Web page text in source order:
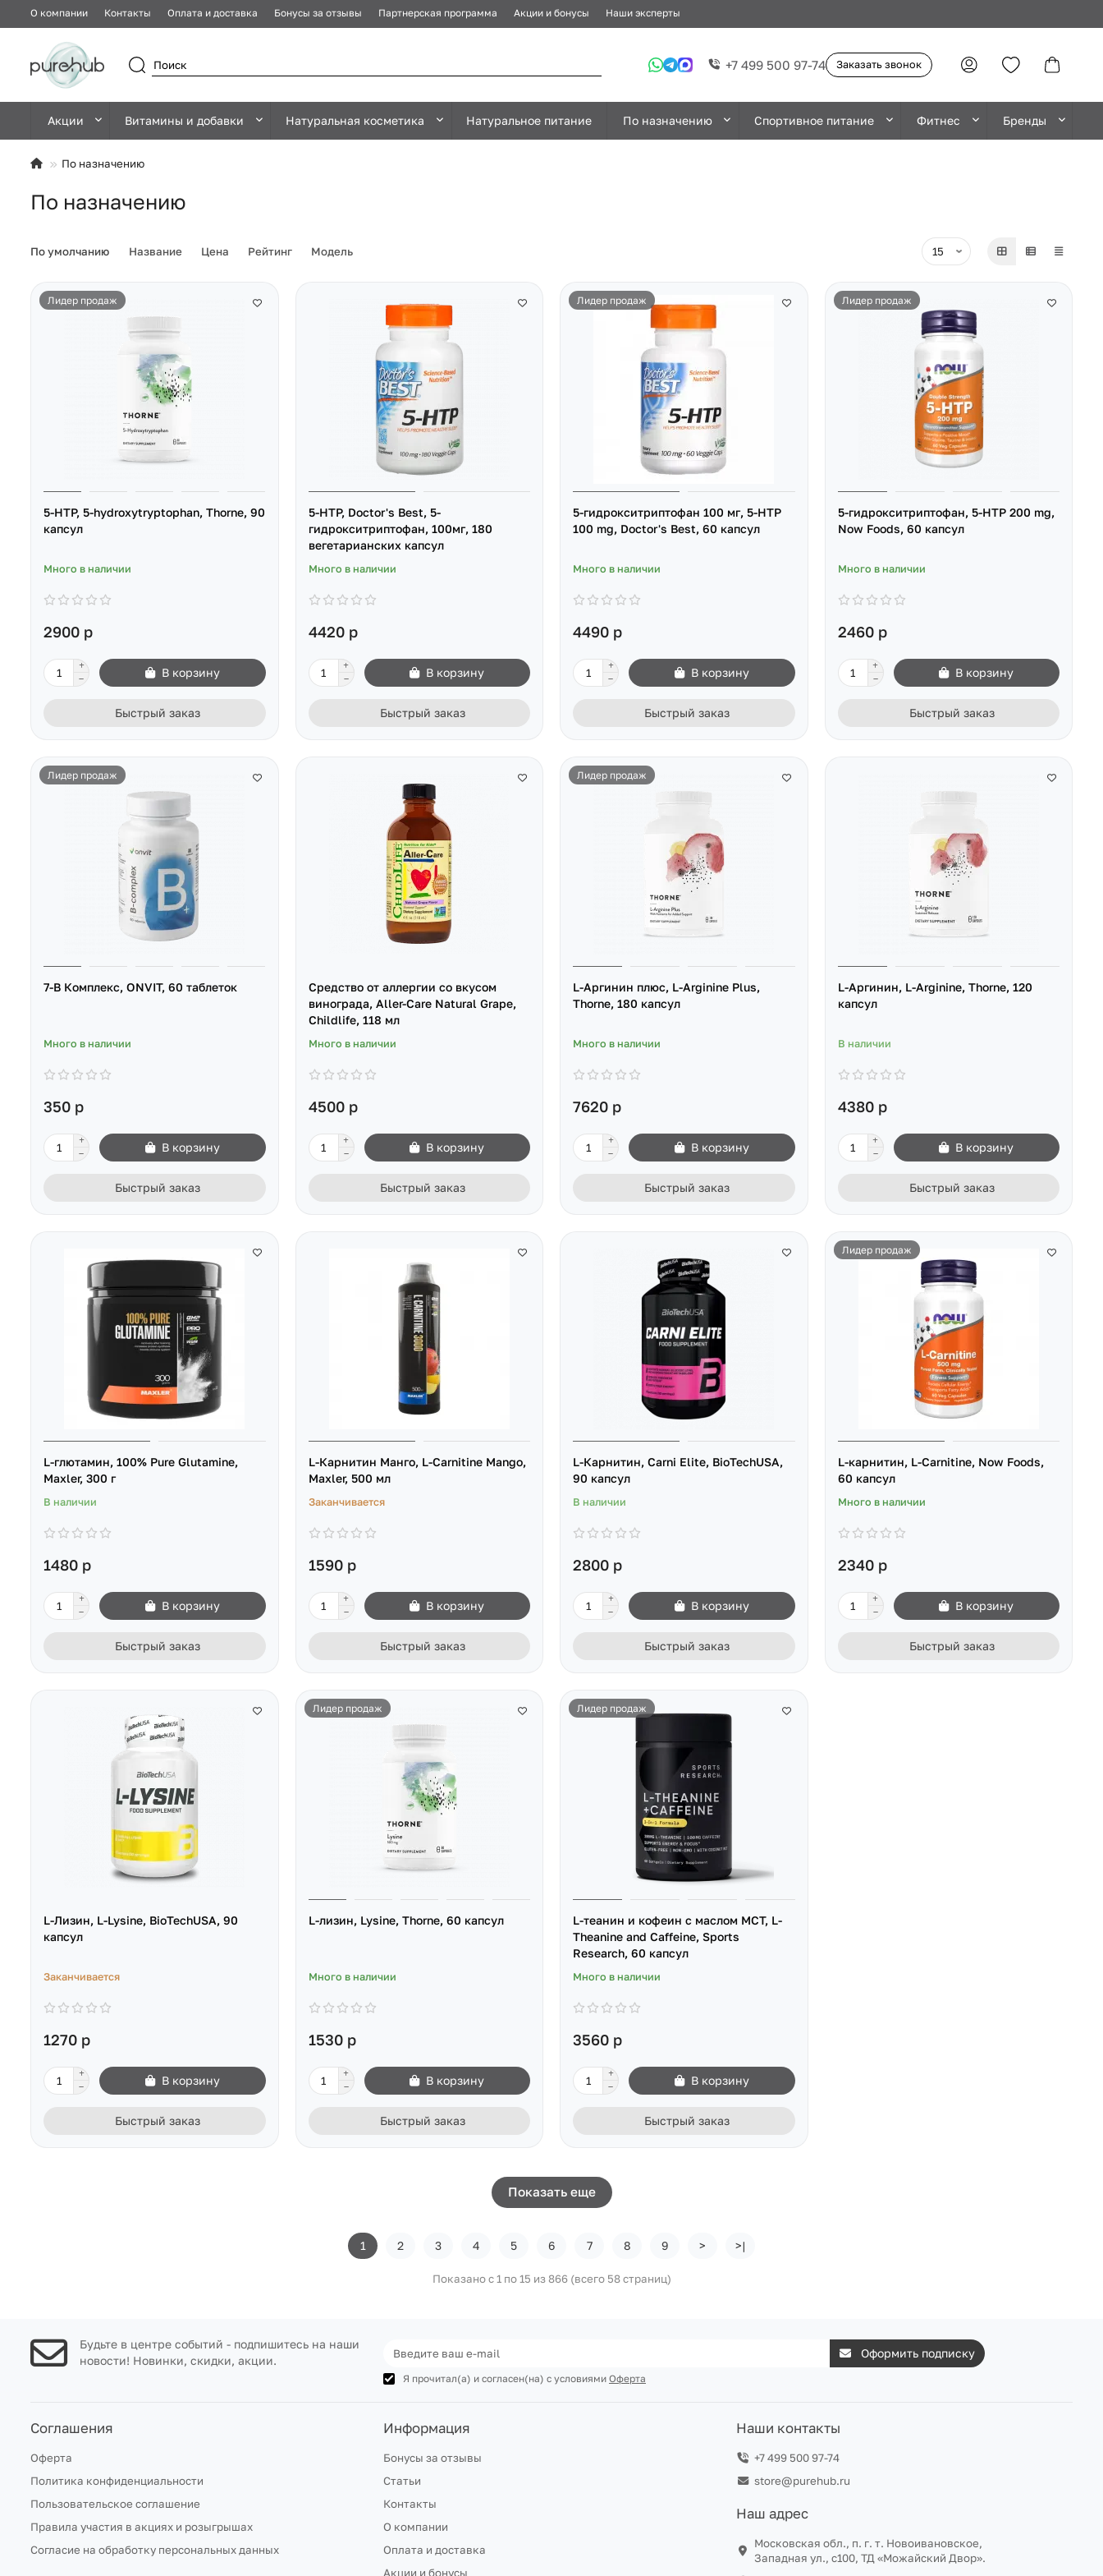
О компании Контакты Оплата и доставка Бонусы за отзывы Партнерская программа Акции и бонусы Наши эксперты
+7 499 500 97-74 Заказать звонок
Акции Витамины и добавки Натуральная косметика Натуральное питание По назначению Спортивное питание Фитнес Бренды
По назначению
По назначению
По умолчанию Название Цена Рейтинг Модель
Лидер продаж
5-HTP, 5-hydroxytryptophan, Thorne, 90
капсул
Много в наличии
2900 р
В корзину
Быстрый заказ
5-HTP, Doctor's Best, 5-
гидрокситриптофан, 100мг, 180
вегетарианских капсул
Много в наличии
4420 р
В корзину
Быстрый заказ
Лидер продаж
5-гидрокситриптофан 100 мг, 5-HTP
100 mg, Doctor's Best, 60 капсул
Много в наличии
4490 р
В корзину
Быстрый заказ
Лидер продаж
5-гидрокситриптофан, 5-HTP 200 mg,
Now Foods, 60 капсул
Много в наличии
2460 р
В корзину
Быстрый заказ
Лидер продаж
7-B Комплекс, ONVIT, 60 таблеток
Много в наличии
350 р
В корзину
Быстрый заказ
Cредство от аллергии со вкусом
винограда, Aller-Care Natural Grape,
Childlife, 118 мл
Много в наличии
4500 р
В корзину
Быстрый заказ
Лидер продаж
L-Аргинин плюс, L-Arginine Plus,
Thorne, 180 капсул
Много в наличии
7620 р
В корзину
Быстрый заказ
L-Аргинин, L-Arginine, Thorne, 120
капсул
В наличии
4380 р
В корзину
Быстрый заказ
L-глютамин, 100% Pure Glutamine,
Maxler, 300 г
В наличии
1480 р
В корзину
Быстрый заказ
L-Карнитин Манго, L-Carnitine Mango,
Maxler, 500 мл
Заканчивается
1590 р
В корзину
Быстрый заказ
L-Карнитин, Carni Elite, BioTechUSA,
90 капсул
В наличии
2800 р
В корзину
Быстрый заказ
Лидер продаж
L-карнитин, L-Carnitine, Now Foods,
60 капсул
Много в наличии
2340 р
В корзину
Быстрый заказ
L-Лизин, L-Lysine, BioTechUSA, 90
капсул
Заканчивается
1270 р
В корзину
Быстрый заказ
Лидер продаж
L-лизин, Lysine, Thorne, 60 капсул
Много в наличии
1530 р
В корзину
Быстрый заказ
Лидер продаж
L-теанин и кофеин с маслом MCT, L-
Theanine and Caffeine, Sports
Research, 60 капсул
Много в наличии
3560 р
В корзину
Быстрый заказ
Показать еще
1 2 3 4 5 6 7 8 9 > >|
Показано с 1 по 15 из 866 (всего 58 страниц)
Будьте в центре событий - подпишитесь на наши
новости! Новинки, скидки, акции.
Оформить подписку
Я прочитал(а) и согласен(на) с условиями Оферта
Соглашения
Оферта
Политика конфиденциальности
Пользовательское соглашение
Правила участия в акциях и розыгрышах
Согласие на обработку персональных данных
Информация
Бонусы за отзывы
Статьи
Контакты
О компании
Оплата и доставка
Акции и бонусы
Наши контакты
+7 499 500 97-74
store@purehub.ru
Наш адрес
Московская обл., п. г. т. Новоивановское,
Западная ул., с100, ТД «Можайский Двор».